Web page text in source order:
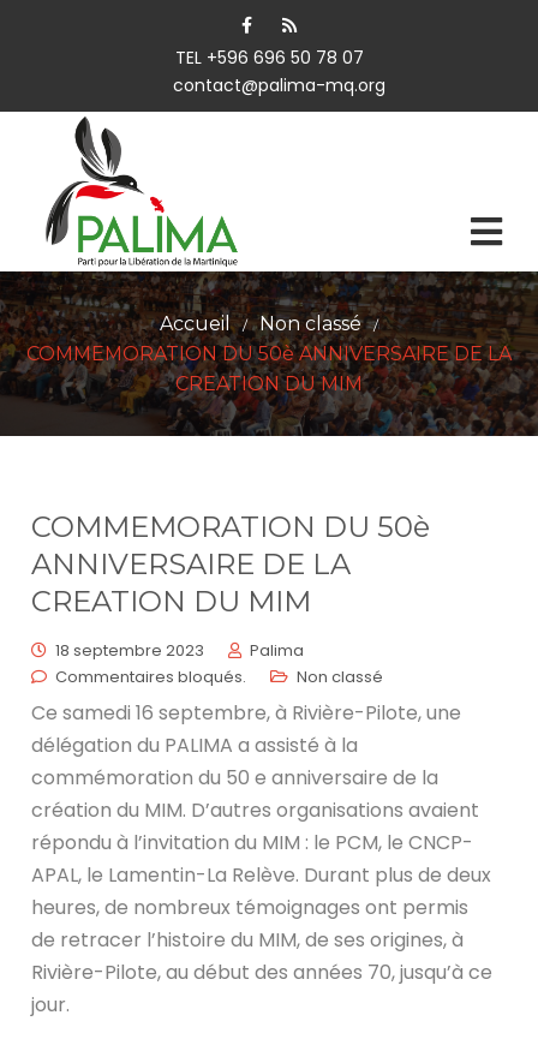
TEL +596 696 50 78 07
contact@palima-mq.org
Accueil / Non classé /
COMMEMORATION DU 50è ANNIVERSAIRE DE LA
CREATION DU MIM
COMMEMORATION DU 50è
ANNIVERSAIRE DE LA
CREATION DU MIM
18 septembre 2023
Palima
Commentaires bloqués.
Non classé
Ce samedi 16 septembre, à Rivière-Pilote, une
délégation du PALIMA a assisté à la
commémoration du 50 e anniversaire de la
création du MIM. D’autres organisations avaient
répondu à l’invitation du MIM : le PCM, le CNCP-
APAL, le Lamentin-La Relève. Durant plus de deux
heures, de nombreux témoignages ont permis
de retracer l’histoire du MIM, de ses origines, à
Rivière-Pilote, au début des années 70, jusqu’à ce
jour.